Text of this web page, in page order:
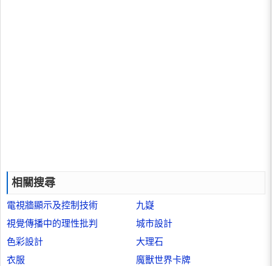
相關搜尋
電視牆顯示及控制技術
九嶷
視覺傳播中的理性批判
城市設計
色彩設計
大理石
衣服
魔獸世界卡牌